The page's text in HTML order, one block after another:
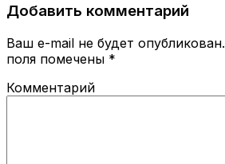
Добавить комментарий
Ваш e-mail не будет опубликован.
поля помечены *
Комментарий